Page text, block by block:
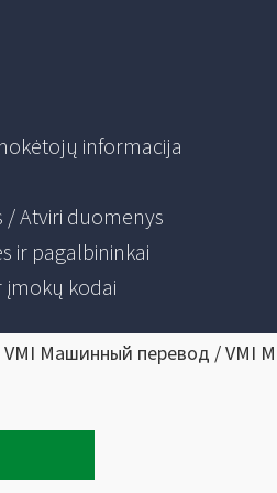
informacija
/ Atviri duomenys
ir pagalbininkai
įmokų kodai
Машинный перевод / VMI